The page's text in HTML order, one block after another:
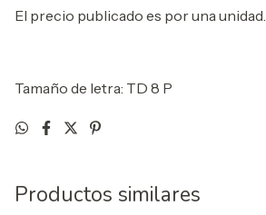
El precio publicado es por una unidad.
Tamaño de letra: TD 8 P
Productos similares